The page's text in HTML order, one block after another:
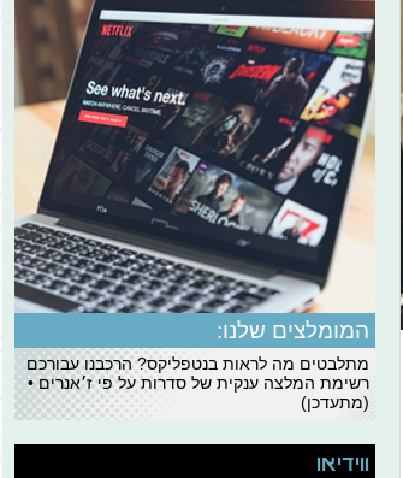
המומלצים שלנו:
מתלבטים מה לראות בנטפליקס? הרכבנו עבורכם
רשימת המלצה ענקית של סדרות על פי ז׳אנרים •
(מתעדכן)
ווידיאו